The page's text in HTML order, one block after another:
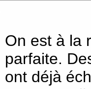
On est à la
parfaite.
ont déjà